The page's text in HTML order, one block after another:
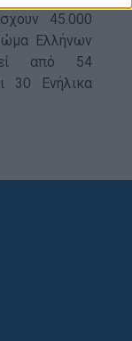
45.000
Ελλήνων
από 54
30 Ενήλικα